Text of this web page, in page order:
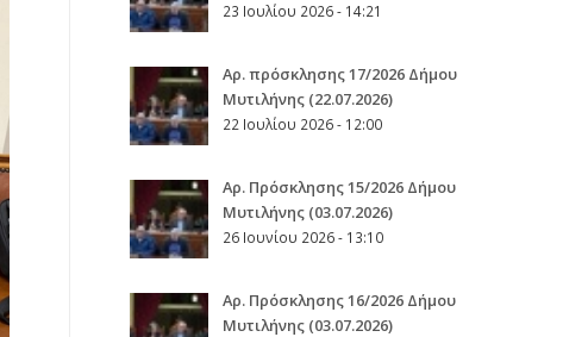
23 Ιουλίου 2026 - 14:21
Αρ. πρόσκλησης 17/2026 Δήμου
Μυτιλήνης (22.07.2026)
22 Ιουλίου 2026 - 12:00
Aρ. Πρόσκλησης 15/2026 Δήμου
Μυτιλήνης (03.07.2026)
26 Ιουνίου 2026 - 13:10
Aρ. Πρόσκλησης 16/2026 Δήμου
Μυτιλήνης (03.07.2026)